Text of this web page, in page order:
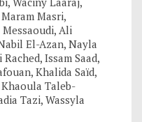
Masri,
Messaoudi, Ali
El-Azan, Nayla
Issam Saad,
Khalida Saïd,
Taleb-
Tazi, Wassyla